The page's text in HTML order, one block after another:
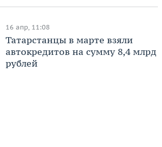
16 апр, 11:08
Татарстанцы в марте взяли
автокредитов на сумму 8,4 млрд
рублей